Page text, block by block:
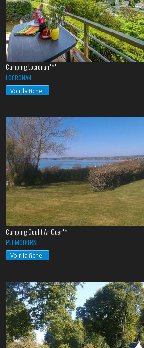
Camping Locronan***
LOCRONAN
Voir la fiche !
Camping Goulit Ar Guer**
PLOMODIERN
Voir la fiche !